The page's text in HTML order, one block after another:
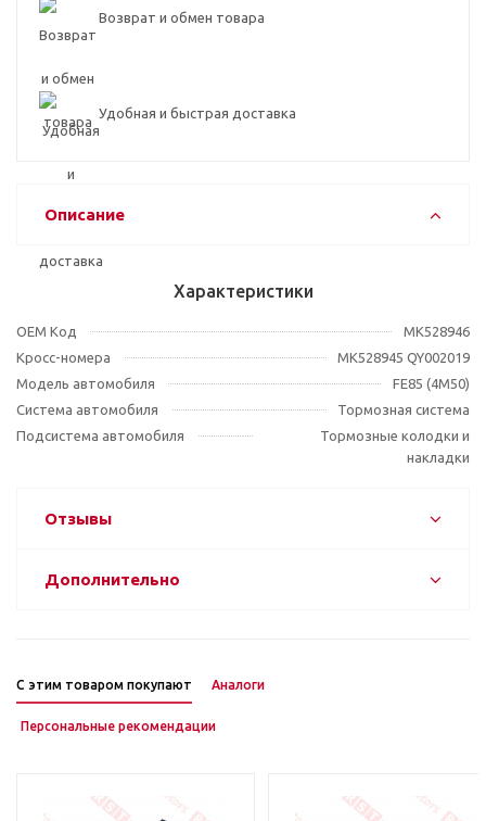
Возврат и обмен товара
Удобная и быстрая доставка
Описание
Характеристики
OEM Код
MK528946
Кросс-номера
MK528945 QY002019
Модель автомобиля
FE85 (4M50)
Система автомобиля
Тормозная система
Подсистема автомобиля
Тормозные колодки и
накладки
Отзывы
Дополнительно
С этим товаром покупают Аналоги
Персональные рекомендации